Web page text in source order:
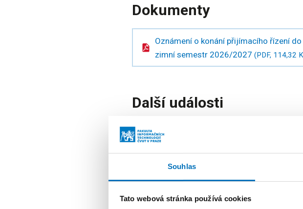
Souhlas
Tato webová stránka používá cookies
Dokumenty
Oznámení o konání přijímacího řízení
zimní semestr 2026/2027 (PDF, 114,32
Další události
1. 6. – 14. 8. 2026
Mimořádný termín přijímacího
informatika a Učitelství